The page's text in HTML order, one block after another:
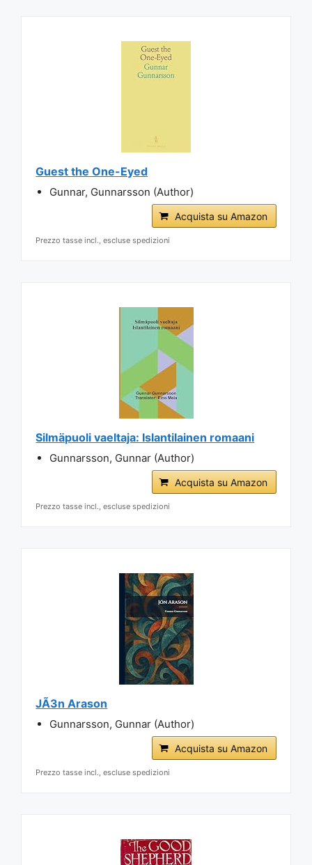
Guest the One-Eyed
Gunnar, Gunnarsson (Author)
Acquista su Amazon
Prezzo tasse incl., escluse spedizioni
Silmäpuoli vaeltaja: Islantilainen romaani
Gunnarsson, Gunnar (Author)
Acquista su Amazon
Prezzo tasse incl., escluse spedizioni
JÃ3n Arason
Gunnarsson, Gunnar (Author)
Acquista su Amazon
Prezzo tasse incl., escluse spedizioni